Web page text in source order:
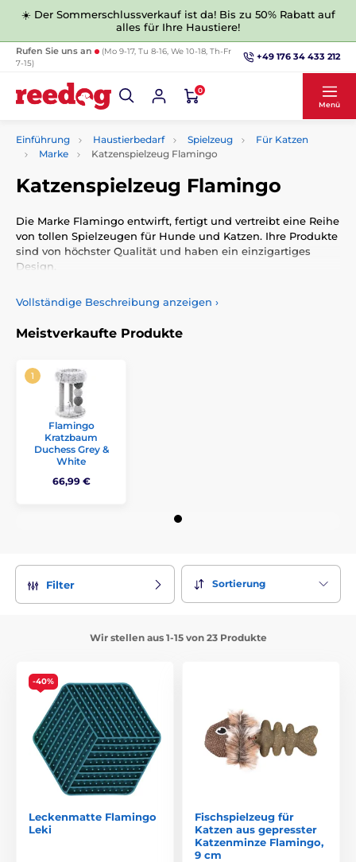
☀️ Der Sommerschlussverkauf ist da! Bis zu 50% Rabatt auf
alles für Ihre Haustiere!
Rufen Sie uns an
(Mo 9-17, Tu 8-16, We 10-18, Th-Fr
7-15)
+49 176 34 433 212
0
Menü
Einführung Haustierbedarf Spielzeug
Für Katzen
Marke
Katzenspielzeug Flamingo
Katzenspielzeug Flamingo
Die Marke Flamingo entwirft, fertigt und vertreibt eine Reihe
von tollen Spielzeugen für Hunde und Katzen. Ihre Produkte
sind von höchster Qualität und haben ein einzigartiges
Design.
Vollständige Beschreibung anzeigen ›
Meistverkaufte Produkte
Flamingo
Kratzbaum
Duchess Grey &
White
66,99 €
Filter Sortierung
Wir stellen aus 1-15 von 23 Produkte
-40%
Leckenmatte Flamingo
Leki
Fischspielzeug für
Katzen aus gepresster
Katzenminze Flamingo,
9 cm